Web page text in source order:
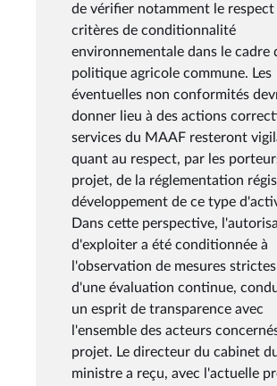
de vérifier notamment le respect
critères de conditionnalité
environnementale dans le cadre
politique agricole commune. Les
éventuelles non conformités
donner lieu à des actions
services du MAAF resteront
quant au respect, par les
projet, de la réglementation
développement de ce type
Dans cette perspective,
d'exploiter a été conditionnée à
l'observation de mesures
d'une évaluation continue,
un esprit de transparence avec
l'ensemble des acteurs
projet. Le directeur du cabinet
ministre a reçu, avec l'actuelle